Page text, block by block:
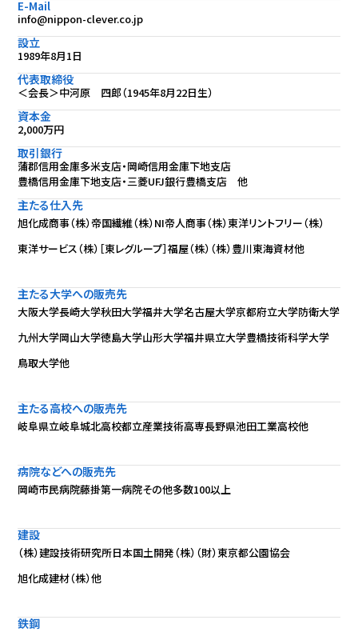
E-Mail
info@nippon-clever.co.jp
設立
1989年8月1日
代表取締役
＜会長＞中河原 四郎（1945年8月22日生）
資本金
2,000万円
取引銀行
蒲郡信用金庫多米支店・岡崎信用金庫下地支店
豊橋信用金庫下地支店・三菱UFJ銀行豊橋支店 他
主たる仕入先
旭化成商事（株）帝国繊維（株）NI帝人商事（株）東洋リントフリー（株）
東洋サービス（株）［東レグループ］福屋（株） （株）豊川東海資材他
主たる大学への販売先
大阪大学長崎大学秋田大学福井大学名古屋大学京都府立大学防衛大学
九州大学岡山大学徳島大学山形大学福井県立大学豊橋技術科学大学
鳥取大学他
主たる高校への販売先
岐阜県立岐阜城北高校都立産業技術高専長野県池田工業高校他
病院などへの販売先
岡崎市民病院藤掛第一病院その他多数100以上
建設
（株）建設技術研究所日本国土開発（株） （財）東京都公園協会
旭化成建材（株）他
鉄鋼